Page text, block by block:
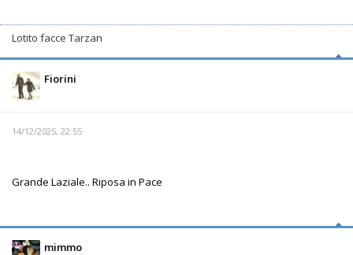
Lotito facce Tarzan
Fiorini
14/12/2025, 22:55
Grande Laziale.. Riposa in Pace
mimmo